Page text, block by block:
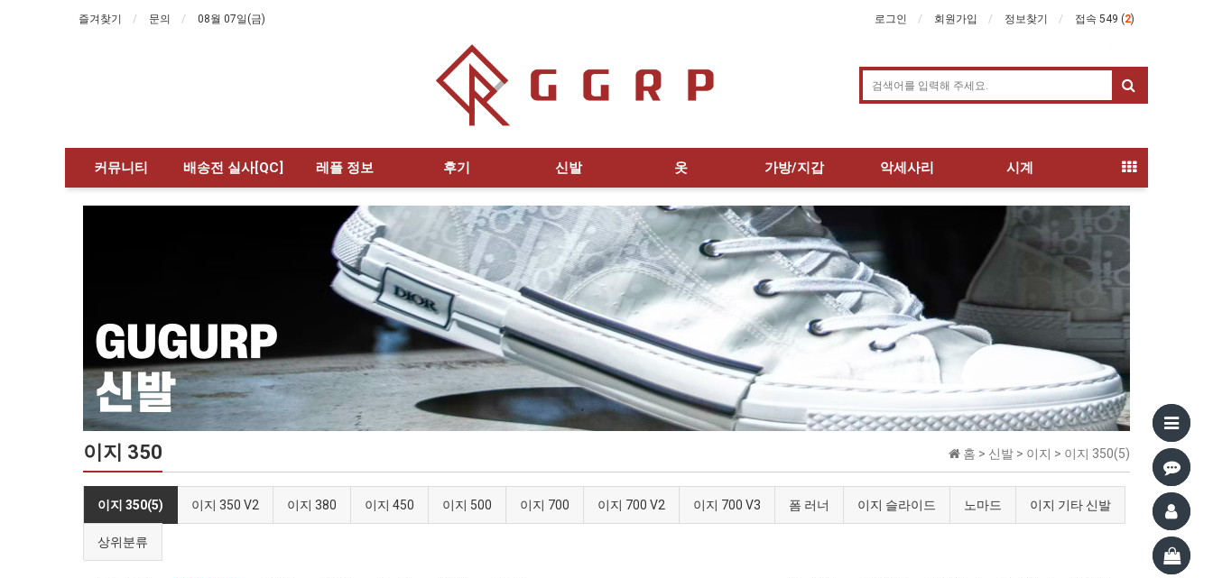
즐겨찾기 문의 08월 07일(금) 로그인 회원가입 정보찾기 접속 549 (2)
커뮤니티 배송전 실사[QC] 레플 정보 후기 신발 옷 가방/지갑 악세사리 시계
홈 > 신발 > 이지 > 이지 350(5)
이지 350
이지 350(5) 이지 350 V2 이지 380 이지 450 이지 500 이지 700 이지 700 V2 이지 700 V3 폼 러너 이지 슬라이드 노마드 이지 기타 신발
상위분류